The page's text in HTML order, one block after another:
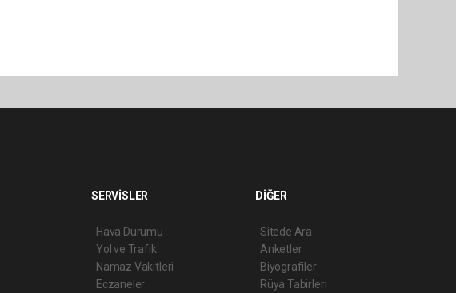
SERVİSLER
Hava Durumu
Yol ve Trafik
Namaz Vakitleri
Eczaneler
DİĞER
Sitede Ara
Anketler
Biyografiler
Rüya Tabirleri